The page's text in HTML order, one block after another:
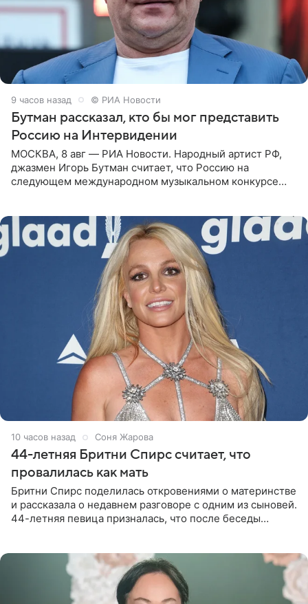
9 часов назад © РИА Новости
Бутман рассказал, кто бы мог представить
Россию на Интервидении
МОСКВА, 8 авг — РИА Новости. Народный артист РФ,
джазмен Игорь Бутман считает, что Россию на
следующем международном музыкальном конкурсе
10 часов назад Соня Жарова
44-летняя Бритни Спирс считает, что
провалилась как мать
Бритни Спирс поделилась откровениями о материнстве
и рассказала о недавнем разговоре с одним из сыновей.
44-летняя певица призналась, что после беседы